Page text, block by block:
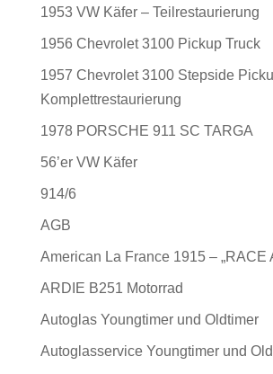
1953 VW Käfer – Teilrestaurierung
1956 Chevrolet 3100 Pickup Truck
1957 Chevrolet 3100 Stepside
Komplettrestaurierung
1978 PORSCHE 911 SC TARGA
56’er VW Käfer
914/6
AGB
American La France 1915 – „RACE
ARDIE B251 Motorrad
Autoglas Youngtimer und Oldtimer
Autoglasservice Youngtimer und